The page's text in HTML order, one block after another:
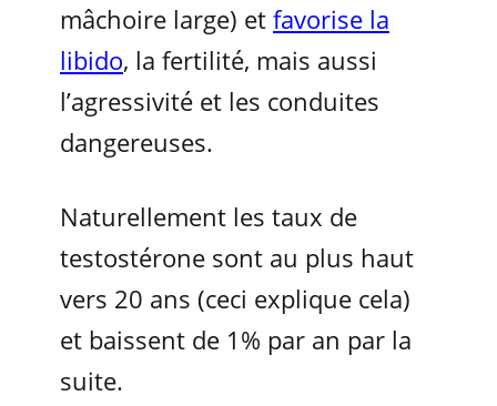
mâchoire large) et favorise la
libido, la fertilité, mais aussi
l’agressivité et les conduites
dangereuses.
Naturellement les taux de
testostérone sont au plus haut
vers 20 ans (ceci explique cela)
et baissent de 1% par an par la
suite.